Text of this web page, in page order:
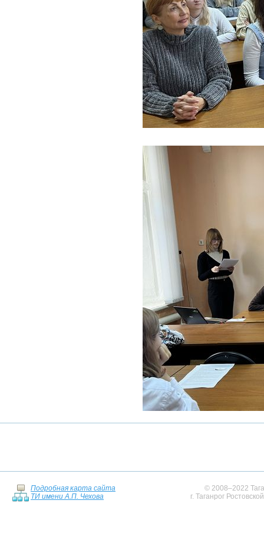
Подробная карта сайта
ТИ имени А.П. Чехова
© 2008–2022
г. Таганрог